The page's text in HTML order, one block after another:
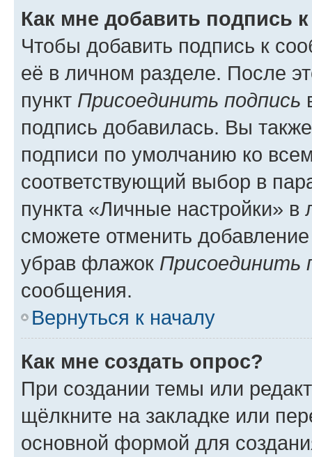
Как мне добавить подпись
Чтобы добавить подпись к
её в личном разделе. После
пункт Присоединить подпись
подпись добавилась. Вы
подписи по умолчанию ко
соответствующий выбор в
пункта «Личные настройки»
сможете отменить
убрав флажок Присоединить
сообщения.
Вернуться к началу
Как мне создать опрос?
При создании темы или
щёлкните на закладке или
основной формой для